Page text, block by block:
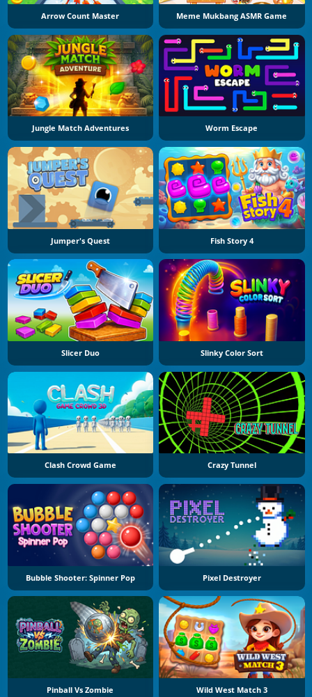
Arrow Count Master Meme Mukbang ASMR Game
Jungle Match Adventures Worm Escape
Jumper's Quest Fish Story 4
Slicer Duo Slinky Color Sort
Clash Crowd Game Crazy Tunnel
Bubble Shooter: Spinner Pop Pixel Destroyer
Pinball Vs Zombie Wild West Match 3